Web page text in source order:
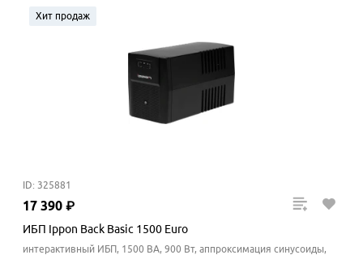
Хит продаж
ID: 325881
17 390 ₽
ИБП Ippon Back Basic 1500 Euro
интерактивный ИБП, 1500 ВА, 900 Вт, аппроксимация синусоиды,